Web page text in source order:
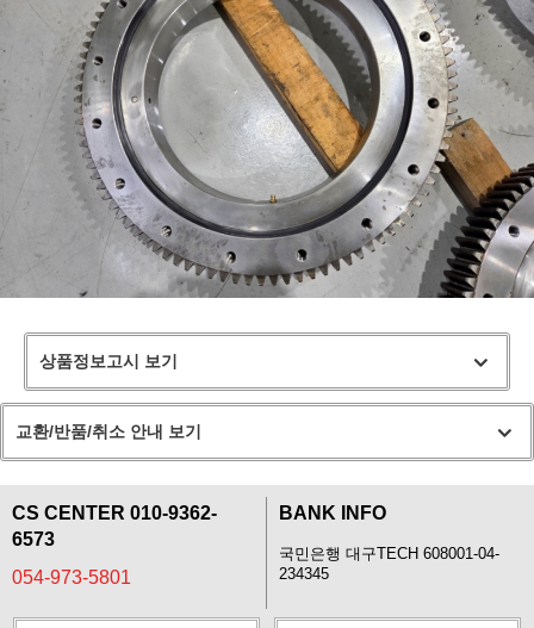
상품정보고시 보기
교환/반품/취소 안내 보기
CS CENTER 010-9362-
6573
054-973-5801
BANK INFO
국민은행 대구TECH 608001-04-
234345